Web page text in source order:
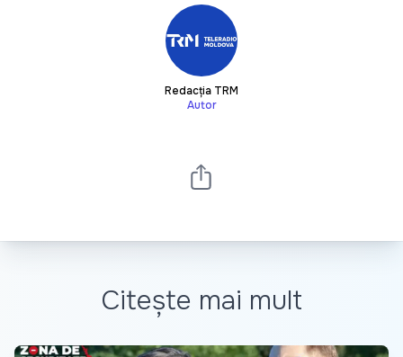
Redacția TRM
Autor
Citește mai mult